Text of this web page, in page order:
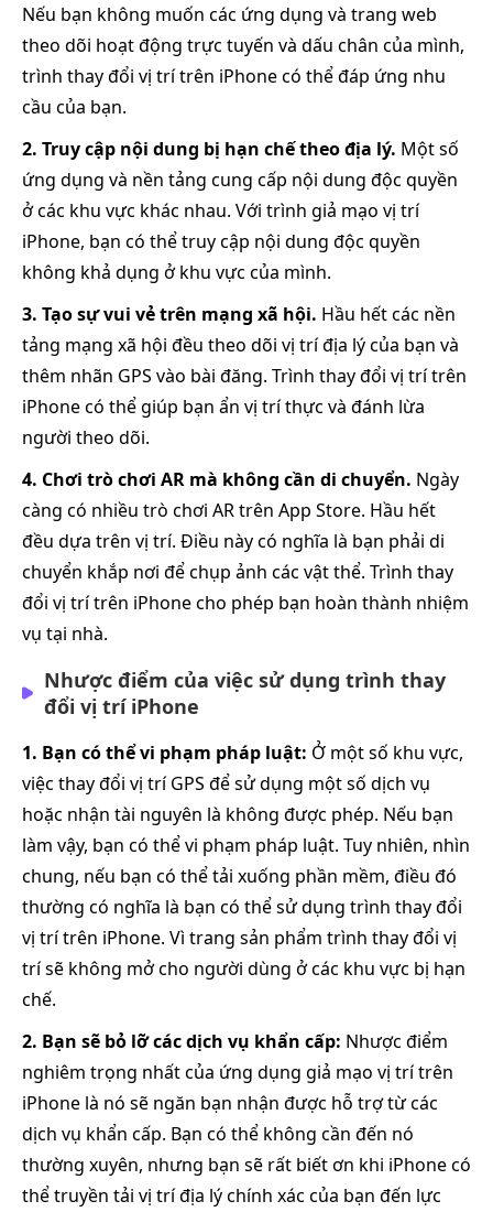
Nếu bạn không muốn các ứng dụng và trang web
theo dõi hoạt động trực tuyến và dấu chân của mình,
trình thay đổi vị trí trên iPhone có thể đáp ứng nhu
cầu của bạn.
2. Truy cập nội dung bị hạn chế theo địa lý. Một số
ứng dụng và nền tảng cung cấp nội dung độc quyền
ở các khu vực khác nhau. Với trình giả mạo vị trí
iPhone, bạn có thể truy cập nội dung độc quyền
không khả dụng ở khu vực của mình.
3. Tạo sự vui vẻ trên mạng xã hội. Hầu hết các nền
tảng mạng xã hội đều theo dõi vị trí địa lý của bạn và
thêm nhãn GPS vào bài đăng. Trình thay đổi vị trí trên
iPhone có thể giúp bạn ẩn vị trí thực và đánh lừa
người theo dõi.
4. Chơi trò chơi AR mà không cần di chuyển. Ngày
càng có nhiều trò chơi AR trên App Store. Hầu hết
đều dựa trên vị trí. Điều này có nghĩa là bạn phải di
chuyển khắp nơi để chụp ảnh các vật thể. Trình thay
đổi vị trí trên iPhone cho phép bạn hoàn thành nhiệm
vụ tại nhà.
Nhược điểm của việc sử dụng trình thay
đổi vị trí iPhone
1. Bạn có thể vi phạm pháp luật: Ở một số khu vực,
việc thay đổi vị trí GPS để sử dụng một số dịch vụ
hoặc nhận tài nguyên là không được phép. Nếu bạn
làm vậy, bạn có thể vi phạm pháp luật. Tuy nhiên, nhìn
chung, nếu bạn có thể tải xuống phần mềm, điều đó
thường có nghĩa là bạn có thể sử dụng trình thay đổi
vị trí trên iPhone. Vì trang sản phẩm trình thay đổi vị
trí sẽ không mở cho người dùng ở các khu vực bị hạn
chế.
2. Bạn sẽ bỏ lỡ các dịch vụ khẩn cấp: Nhược điểm
nghiêm trọng nhất của ứng dụng giả mạo vị trí trên
iPhone là nó sẽ ngăn bạn nhận được hỗ trợ từ các
dịch vụ khẩn cấp. Bạn có thể không cần đến nó
thường xuyên, nhưng bạn sẽ rất biết ơn khi iPhone có
thể truyền tải vị trí địa lý chính xác của bạn đến lực